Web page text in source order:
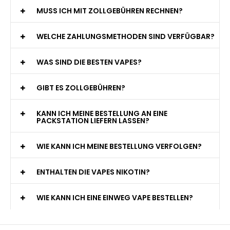
MUSS ICH MIT ZOLLGEBÜHREN RECHNEN?
WELCHE ZAHLUNGSMETHODEN SIND VERFÜGBAR?
WAS SIND DIE BESTEN VAPES?
GIBT ES ZOLLGEBÜHREN?
KANN ICH MEINE BESTELLUNG AN EINE
PACKSTATION LIEFERN LASSEN?
WIE KANN ICH MEINE BESTELLUNG VERFOLGEN?
ENTHALTEN DIE VAPES NIKOTIN?
WIE KANN ICH EINE EINWEG VAPE BESTELLEN?